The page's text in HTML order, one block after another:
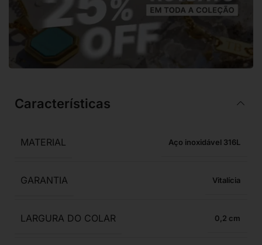
Características
MATERIAL Aço inoxidável 316L
GARANTIA Vitalícia
LARGURA DO COLAR 0,2